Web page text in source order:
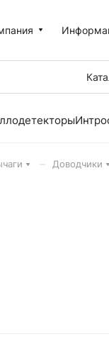
Доводчики